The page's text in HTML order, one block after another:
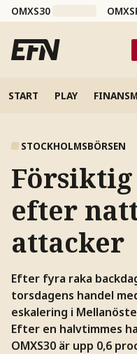
OMXS30
START PLAY
STOCKHOLMSBÖRSEN
efter
attacker
Efter fyra raka
torsdagens handel
eskalering i
Efter en halvtimmes
OMXS30 är upp 0,6